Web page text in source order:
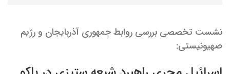
نشست تخصصی بررسی روابط جمهوری آذربایجان و رژیم
صهیونیستی: